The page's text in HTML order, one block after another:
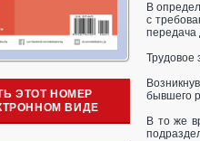
ЭТОТ НОМЕР
ВИДЕ
В
с
передача
Трудовое
бывшего
В то же